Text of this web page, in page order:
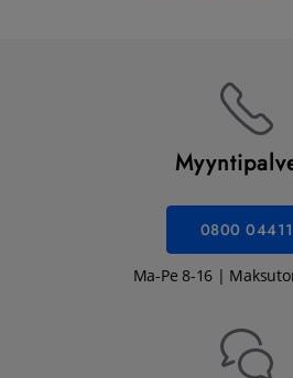
0800 04411
Ma-Pe 8-16 |